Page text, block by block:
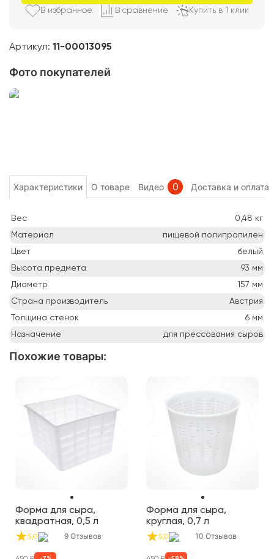
Артикул: 11-00013095
В избранное В сравнение Купить в 1 клик
Фото покупателей
Характеристики О товаре Видео 0 Доставка и оплата
Вес 0,48 кг
Материал
пищевой полипропилен
Цвет
белый
Высота предмета
93 мм
Диаметр
157 мм
Страна производитель
Австрия
Толщина стенок
6 мм
Назначение
для прессования сыров
Похожие товары:
Форма для сыра,
квадратная, 0,5 л
5,0 9 Отзывов
Форма для сыра,
круглая, 0,7 л
5,0 10 Отзывов